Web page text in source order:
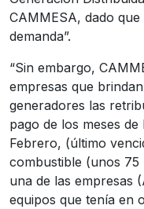
CAMMESA, dado
demanda”.
“Sin embargo,
empresas que
generadores las
pago de los meses
Febrero, (último
combustible (unos
una de las empresas
equipos que tenía en